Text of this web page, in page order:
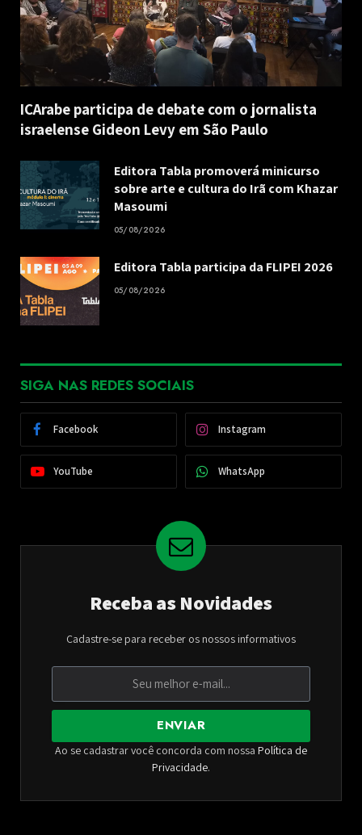
ICArabe participa de debate com o jornalista
israelense Gideon Levy em São Paulo
Editora Tabla promoverá minicurso
sobre arte e cultura do Irã com Khazar
Masoumi
05/08/2026
Editora Tabla participa da FLIPEI 2026
05/08/2026
SIGA NAS REDES SOCIAIS
Facebook Instagram
YouTube WhatsApp
Receba as Novidades
Cadastre-se para receber os nossos informativos
ENVIAR
Ao se cadastrar você concorda com nossa Política de
Privacidade.